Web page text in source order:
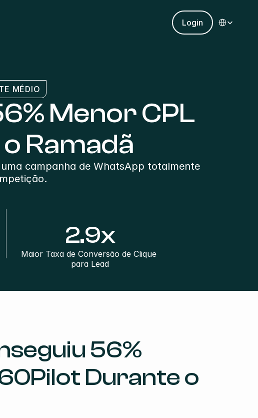
Login
MÉDIO
Menor CPL
Ramadã
campanha de WhatsApp totalmente
2.9x
Maior Taxa de Conversão de Clique
para Lead
56%
Durante o